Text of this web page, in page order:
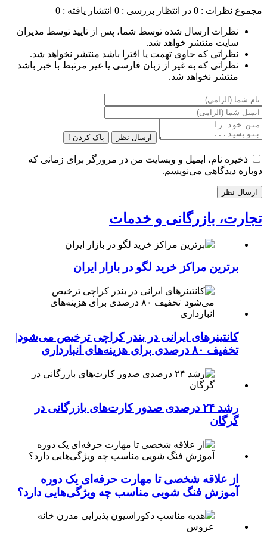
مجموع نظرات : 0 در انتظار بررسی : 0 انتشار یافته : 0
نظرات ارسال شده توسط شما، پس از تایید توسط مدیران
سایت منتشر خواهد شد.
نظراتی که حاوی تهمت یا افترا باشد منتشر نخواهد شد.
نظراتی که به غیر از زبان فارسی یا غیر مرتبط با خبر باشد
منتشر نخواهد شد.
ارسال نظر پاک کردن !
ذخیره نام، ایمیل و وبسایت من در مرورگر برای زمانی که
دوباره دیدگاهی می‌نویسم.
تجارت، بازرگانی و خدمات
برترین مراکز خرید لگو در بازار ایران
کانتینرهای ایرانی در بندر کراچی ترخیص می‌شود|
تخفیف ۸۰ درصدی برای هزینه‌های انبارداری
رشد ۲۴ درصدی صدور کارت‌های بازرگانی در
گرگان
از علاقه شخصی تا مهارت حرفه‌ای یک دوره
آموزش فنگ شویی مناسب چه ویژگی‌هایی دارد؟